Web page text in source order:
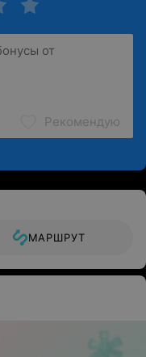
Рекомендую
МАРШРУТ